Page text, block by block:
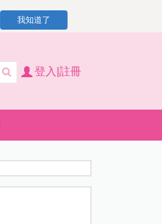
我知道了
登入|註冊